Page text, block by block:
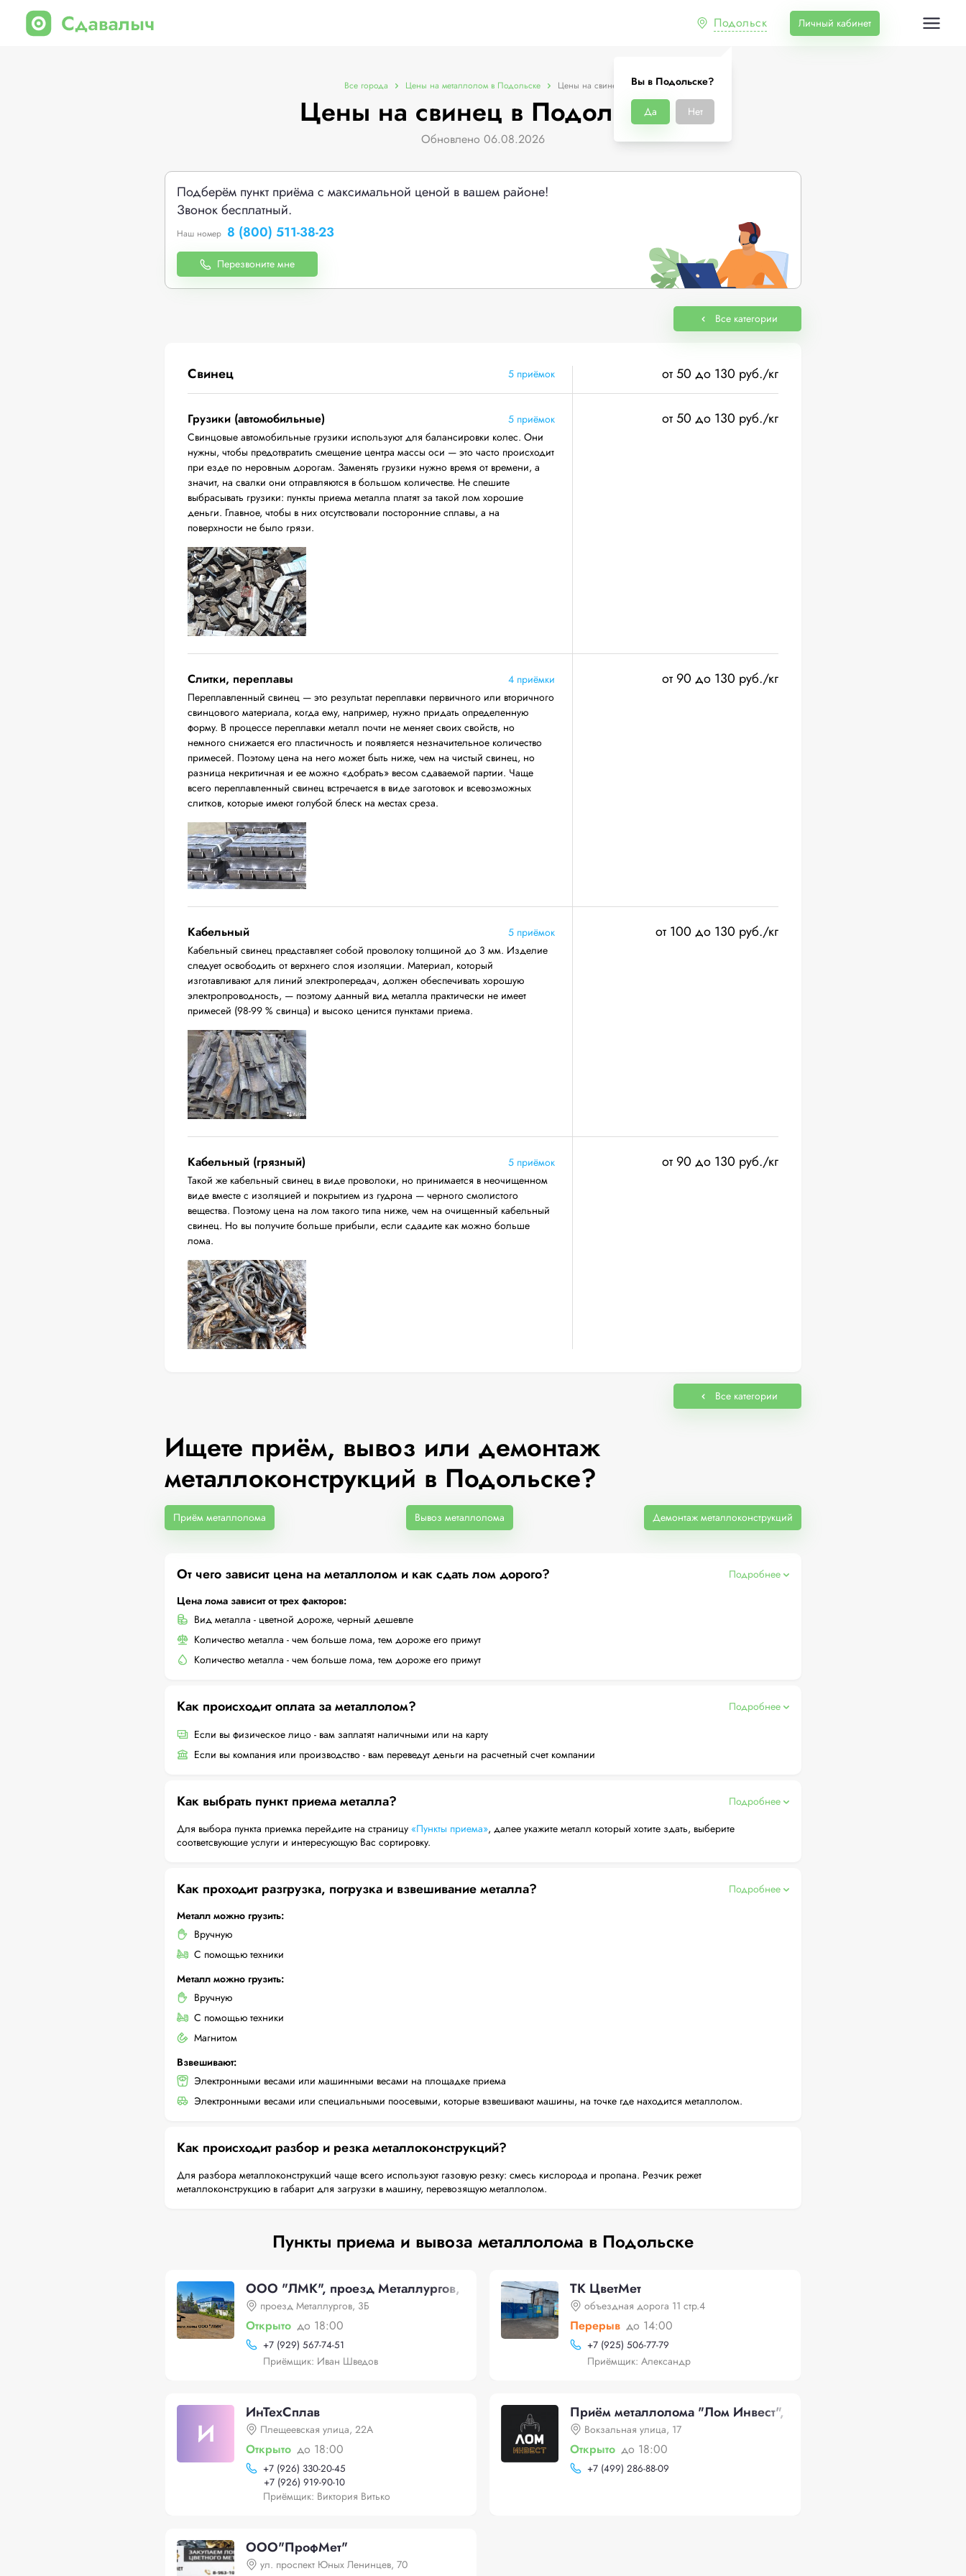
Подольск
Вы в Подольске?
Да Нет
Личный кабинет
Все города Цены на металлолом в Подольске Цены на свинец
Цены на свинец в Подольске
Обновлено 06.08.2026
Подберём пункт приёма с максимальной ценой в вашем районе!
Звонок бесплатный.
Наш номер 8 (800) 511-38-23
Перезвоните мне
Все категории
Свинец 5 приёмок от 50 до 130 руб./кг
Грузики (автомобильные)
5 приёмок
Свинцовые автомобильные грузики используют для балансировки колес. Они
нужны, чтобы предотвратить смещение центра массы оси — это часто происходит
при езде по неровным дорогам. Заменять грузики нужно время от времени, а
значит, на свалки они отправляются в большом количестве. Не спешите
выбрасывать грузики: пункты приема металла платят за такой лом хорошие
деньги. Главное, чтобы в них отсутствовали посторонние сплавы, а на
поверхности не было грязи.
от 50 до 130 руб./кг
Слитки, переплавы
4 приёмки
Переплавленный свинец — это результат переплавки первичного или вторичного
свинцового материала, когда ему, например, нужно придать определенную
форму. В процессе переплавки металл почти не меняет своих свойств, но
немного снижается его пластичность и появляется незначительное количество
примесей. Поэтому цена на него может быть ниже, чем на чистый свинец, но
разница некритичная и ее можно «добрать» весом сдаваемой партии. Чаще
всего переплавленный свинец встречается в виде заготовок и всевозможных
слитков, которые имеют голубой блеск на местах среза.
от 90 до 130 руб./кг
Кабельный
5 приёмок
Кабельный свинец представляет собой проволоку толщиной до 3 мм. Изделие
следует освободить от верхнего слоя изоляции. Материал, который
изготавливают для линий электропередач, должен обеспечивать хорошую
электропроводность, — поэтому данный вид металла практически не имеет
примесей (98-99 % свинца) и высоко ценится пунктами приема.
от 100 до 130 руб./кг
Кабельный (грязный)
5 приёмок
Такой же кабельный свинец в виде проволоки, но принимается в неочищенном
виде вместе с изоляцией и покрытием из гудрона — черного смолистого
вещества. Поэтому цена на лом такого типа ниже, чем на очищенный кабельный
свинец. Но вы получите больше прибыли, если сдадите как можно больше
лома.
от 90 до 130 руб./кг
Все категории
Ищете приём, вывоз или демонтаж
металлоконструкций в Подольске?
Приём металлолома Вывоз металлолома Демонтаж металлоконструкций
От чего зависит цена на металлолом и как сдать лом дорого?
Подробнее
Цена лома зависит от трех факторов:
Вид металла - цветной дороже, черный дешевле
Количество металла - чем больше лома, тем дороже его примут
Количество металла - чем больше лома, тем дороже его примут
Как происходит оплата за металлолом?
Подробнее
Если вы физическое лицо - вам заплатят наличными или на карту
Если вы компания или производство - вам переведут деньги на расчетный счет компании
Как выбрать пункт приема металла?
Подробнее
Для выбора пункта приемка перейдите на страницу «Пункты приема», далее укажите металл который хотите здать, выберите
соответсвующие услуги и интересующую Вас сортировку.
Как проходит разгрузка, погрузка и взвешивание металла?
Подробнее
Металл можно грузить:
Вручную
С помощью техники
Металл можно грузить:
Вручную
С помощью техники
Магнитом
Взвешивают:
Электронными весами или машинными весами на площадке приема
Электронными весами или специальными поосевыми, которые взвешивают машины, на точке где находится металлолом.
Как происходит разбор и резка металлоконструкций?
Для разбора металлоконструкций чаще всего используют газовую резку: смесь кислорода и пропана. Резчик режет
металлоконструкцию в габарит для загрузки в машину, перевозящую металлолом.
Пункты приема и вывоза металлолома в Подольске
ООО "ЛМК", проезд Металлургов, 3Б
проезд Металлургов, 3Б
Открыто до 18:00
+7 (929) 567-74-51
Приёмщик: Иван Шведов
ТК ЦветМет
объездная дорога 11 стр.4
Перерыв до 14:00
+7 (925) 506-77-79
Приёмщик: Александр
И
ИнТехСплав
Плещеевская улица, 22А
Открыто до 18:00
+7 (926) 330-20-45
+7 (926) 919-90-10
Приёмщик: Виктория Витько
Приём металлолома "Лом Инвест", Вокзальная улица, 17
Вокзальная улица, 17
Открыто до 18:00
+7 (499) 286-88-09
ООО"ПрофМет"
ул. проспект Юных Ленинцев, 70